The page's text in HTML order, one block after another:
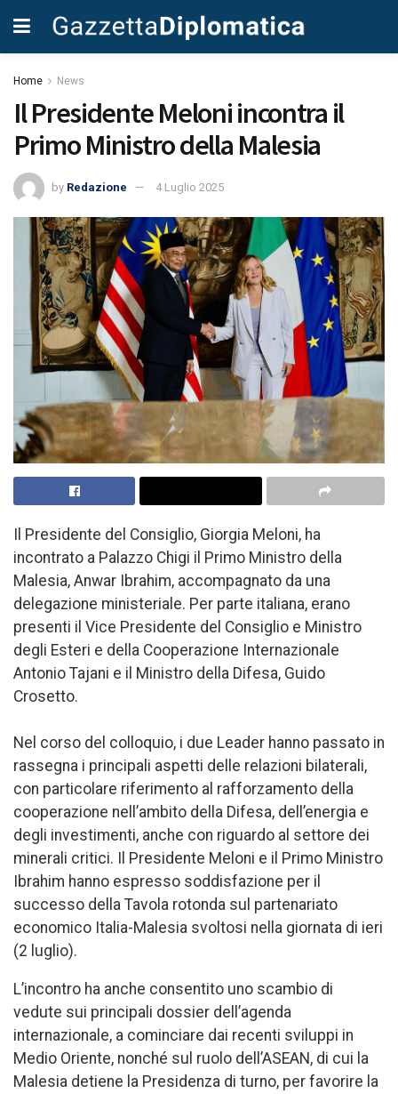
Home News
Il Presidente Meloni incontra il
Primo Ministro della Malesia
by Redazione 4 Luglio 2025
Il Presidente del Consiglio, Giorgia Meloni, ha
incontrato a Palazzo Chigi il Primo Ministro della
Malesia, Anwar Ibrahim, accompagnato da una
delegazione ministeriale. Per parte italiana, erano
presenti il Vice Presidente del Consiglio e Ministro
degli Esteri e della Cooperazione Internazionale
Antonio Tajani e il Ministro della Difesa, Guido
Crosetto.
Nel corso del colloquio, i due Leader hanno passato in
rassegna i principali aspetti delle relazioni bilaterali,
con particolare riferimento al rafforzamento della
cooperazione nell’ambito della Difesa, dell’energia e
degli investimenti, anche con riguardo al settore dei
minerali critici. Il Presidente Meloni e il Primo Ministro
Ibrahim hanno espresso soddisfazione per il
successo della Tavola rotonda sul partenariato
economico Italia-Malesia svoltosi nella giornata di ieri
(2 luglio).
L’incontro ha anche consentito uno scambio di
vedute sui principali dossier dell’agenda
internazionale, a cominciare dai recenti sviluppi in
Medio Oriente, nonché sul ruolo dell’ASEAN, di cui la
Malesia detiene la Presidenza di turno, per favorire la